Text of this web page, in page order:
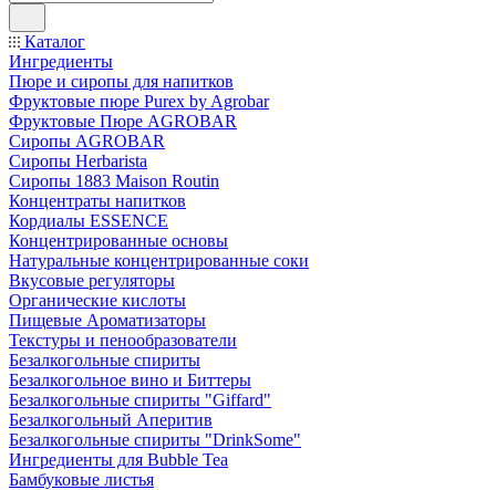
Каталог
Ингредиенты
Пюре и сиропы для напитков
Фруктовые пюре Purex by Agrobar
Фруктовые Пюре AGROBAR
Сиропы AGROBAR
Сиропы Herbarista
Сиропы 1883 Maison Routin
Концентраты напитков
Кордиалы ESSENCE
Концентрированные основы
Натуральные концентрированные соки
Вкусовые регуляторы
Органические кислоты
Пищевые Ароматизаторы
Текстуры и пенообразователи
Безалкогольные спириты
Безалкогольное вино и Биттеры
Безалкогольные спириты "Giffard"
Безалкогольный Аперитив
Безалкогольные спириты "DrinkSome"
Ингредиенты для Bubble Tea
Бамбуковые листья